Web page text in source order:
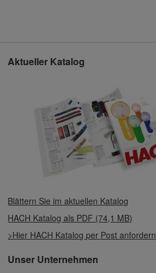
Aktueller Katalog
Blättern Sie im aktuellen Katalog
HACH Katalog als PDF (74,1 MB)
>Hier HACH Katalog per Post anfordern
Unser Unternehmen